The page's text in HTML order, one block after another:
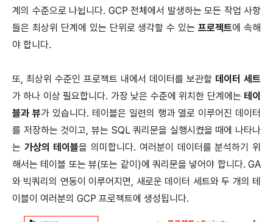
계의 수준으로 나뉩니다. GCP 전체에서 발생하는 모든 작업 사항
들은 최상위 단계에 있는 단위로 생각할 수 있는프로젝트에 속해
야 합니다.
또, 최상위 수준인 프로젝트 내에서 데이터를 보관할 데이터 세트
가 하나 이상 필요합니다. 가장 낮은 수준에 위치한 단계에는 테이
블과 뷰가 있습니다. 테이블은 일련의 행과 열로 이루어진 데이터
를 저장하는 것이고, 뷰는 SQL 쿼리문을 실행시켰을 때에 나타나
는 가상의 테이블을 의미합니다. 여러분이 데이터를 분석하기 위
해서는 테이블 또는 뷰(또는 같이)에 쿼리문을 넣어야 합니다. GA
와 빅쿼리의 연동이 이루어지면, 새로운 데이터 세트와 두 개의 테
이블이 여러분의 GCP 프로젝트에 생성됩니다.